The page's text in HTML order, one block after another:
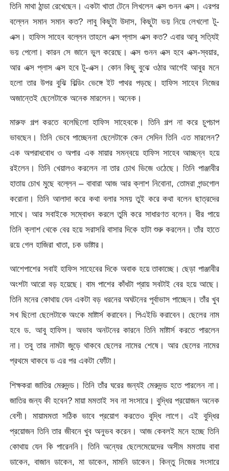
তিনি মাথা ঠান্ডা রেখেছেন। একটা খাতা টেনে লিখলেন এক্স গুনন এক্স। এরপর
বল্লেন সমান সমান কত? লাবু কিছুটা উদাস, কিছুটা ভয় নিয়ে লেখলো টু-
এক্স। হাফিস সাহেব বল্লেন তাহলে এক্স প্লাস এক্স কত? এবার আবু সত্যিই
ভয় পেলো। কারন সে জানে ভুল করেছে। এক্স গুনন এক্স হবে এক্স-স্বয়ার,
আর এক্স প্লাস এক্স হবে টু-এক্স। কোন কিছু বুঝে ওঠার আগেই আবুর মনে
হলো তার উপর বুঝি বিল্ডিং ভেঙ্গে ইট পাথর পড়ছে। হাফিস সাহেব নিজের
অজান্তেই ছেলেটাকে অনেক মারলেন। অনেক।
মারুফ গল্প করতে বলেছিলো হাফিস সাহেবকে। তিনি গল্প না করে চুপচাপ
ভাবছেন। তিনি ভেবে পাচ্ছেননা ছেলেটাকে কেন সেদিন তিনি এত মারলেন?
এক অপরাধবোধ ও অপার এক মায়ার সমন্বয়ে হাফিস সাহেব আচ্ছন্ন হয়ে
রইলেন। তিনি খেয়ালও করলেন না তার চোখ ভিজে ওঠেছে। তিনি পাঞ্জাবীর
হাতায় চোখ মুছে বল্লেন – বাবারা আজ আর ক্লাশ নিবোনা, তোমরা গন্ডগোল
করোনা। তিনি আলাদা করে কথা বলার সময় তুই করে কথা বলেন ছাত্রদের
সাথে। আর সবাইকে সম্বোধন করলে তুমি করে সাধারণত বলেন। ধীর পায়ে
তিনি ক্লাশ থেকে বের হয়ে সরাসরি বাসার দিকে হাটা শুরু করলেন। তাঁর হাতে
রয়ে গেল হাজিরা খাতা, চক ডাষ্টার।
আশেপাশের সবাই হাফিস সাহেবের দিকে অবাক হয়ে তাকাচ্ছে। ছেড়া পাঞ্জাবীর
অংশটা আরো বড় হয়েছে। বাম পাশের কাঁধটা প্রায় সবটাই বের হয়ে আছে।
তিনি মনের কোথায় যেন একটা বড় ধরনের অঘটনের পূর্বাভাস পাচ্ছেন। তাঁর খুব
সখ ছিলো ছেলেটাকে অংকে মাষ্টার্স করাবেন। পিএইডি করাবেন। ছেলের নাম
হবে ড. আবু হাফিস। অভাব অনটনের কারনে তিনি মাষ্টার্স করতে পারলেন
না। তবু তার নামটা জুড়ে থাকবে ছেলের নামের শেষে। আর ছেলের নামের
প্রথমে থাকবে ড এর পর একটা ফোঁটা।
শিক্ষকরা জাতির মেরুদন্ড। তিনি তাঁর ঘরের জন্যই মেরুদন্ড হতে পারলেন না।
জাতির জন্য কী হবেন? মায়া মমতাই সব না সংসারে। বুদ্ধির প্রয়োজন অনেক
বেশী। মায়ামমতা সঠিক ভাবে প্রয়োগ করতেও বুদ্ধি লাগে। এই বুদ্ধির
প্রয়োজন তিনি তার জীবনে খুব অনুভব করেন। আজ কেবলই মনে হচ্ছে তিনি
কোথায় যেন কি পারেননি। তিনি অন্যের ছেলেমেয়েদের অসীম মমতায় বাবা
ডাকেন, বাজান ডাকেন, মা ডাকেন, মামনি ডাকেন। কিন্তু নিজের সংসারে